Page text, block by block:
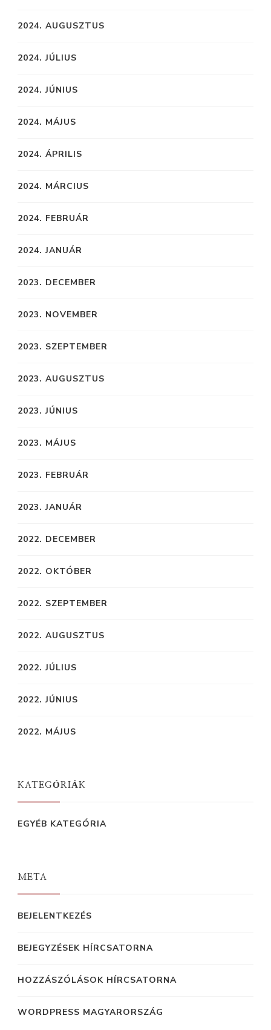
2024. AUGUSZTUS
2024. JÚLIUS
2024. JÚNIUS
2024. MÁJUS
2024. ÁPRILIS
2024. MÁRCIUS
2024. FEBRUÁR
2024. JANUÁR
2023. DECEMBER
2023. NOVEMBER
2023. SZEPTEMBER
2023. AUGUSZTUS
2023. JÚNIUS
2023. MÁJUS
2023. FEBRUÁR
2023. JANUÁR
2022. DECEMBER
2022. OKTÓBER
2022. SZEPTEMBER
2022. AUGUSZTUS
2022. JÚLIUS
2022. JÚNIUS
2022. MÁJUS
KATEGÓRIÁK
EGYÉB KATEGÓRIA
META
BEJELENTKEZÉS
BEJEGYZÉSEK HÍRCSATORNA
HOZZÁSZÓLÁSOK HÍRCSATORNA
WORDPRESS MAGYARORSZÁG